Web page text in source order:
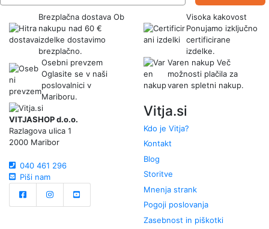
Brezplačna dostava Ob
nakupu nad 60 €
izdelke dostavimo
brezplačno.
Visoka kakovost
Ponujamo izključno
certificirane
izdelke.
Osebni prevzem
Oglasite se v naši
poslovalnici v
Mariboru.
Varen nakup Več
možnosti plačila za
varen spletni nakup.
VITJASHOP d.o.o.
Razlagova ulica 1
2000 Maribor
040 461 296
Piši nam
Vitja.si
Kdo je Vitja?
Kontakt
Blog
Storitve
Mnenja strank
Pogoji poslovanja
Zasebnost in piškotki